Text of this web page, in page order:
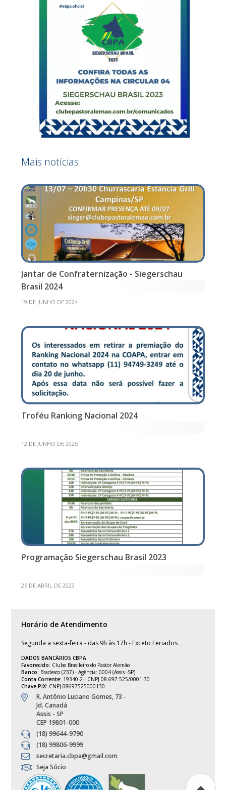
Mais notícias
Jantar de Confraternização - Siegerschau
Brasil 2024
19 DE JUNHO DE 2024
Troféu Ranking Nacional 2024
12 DE JUNHO DE 2025
Programação Siegerschau Brasil 2023
26 DE ABRIL DE 2023
Horário de Atendimento
Segunda a sexta-feira - das 9h às 17h - Exceto Feriados
DADOS BANCÁRIOS CBPA
Favorecido: Clube Brasileiro do Pastor Alemão
Banco: Bradesco (237) - Agência: 0004 (Assis -SP)
Conta Corrente: 19340-2 - CNPJ 08.697.525/0001-30
Chave PIX: CNPJ 08697525000130
R. Antônio Luciano Gomes, 73 -
Jd. Canadá
Assis - SP
CEP 19801-000
(18) 99644-9790
(18) 99806-9999
secretaria.cbpa@gmail.com
Seja Sócio